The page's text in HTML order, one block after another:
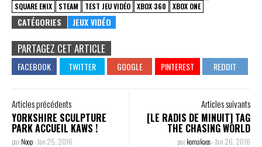
SQUARE ENIX
STEAM TEST JEU VIDÉO XBOX 360 XBOX ONE
CATÉGORIES JEUX VIDÉO
PARTAGEZ CET ARTICLE
Articles précédents
YORKSHIRE SCULPTURE
PARK ACCUEIL KAWS !
parNoop- Jan 25, 2016
Articles suivants
[LE RADIS DE MINUIT] TAG
THE CHASING WORLD
parkomakaos- Jan 26, 2016